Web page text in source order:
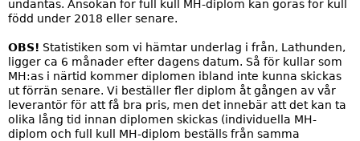
o
m
U
p
p
undantas. Ansökan för full kull MH-diplom kan göras för kull
född under 2018 eller senare.
OBS! Statistiken som vi hämtar underlag i från, Lathunden,
ligger ca 6 månader efter dagens datum. Så för kullar som
MH:as i närtid kommer diplomen ibland inte kunna skickas
ut förrän senare. Vi beställer fler diplom åt gången av vår
leverantör för att få bra pris, men det innebär att det kan ta
olika lång tid innan diplomen skickas (individuella MH-
diplom och full kull MH-diplom beställs från samma